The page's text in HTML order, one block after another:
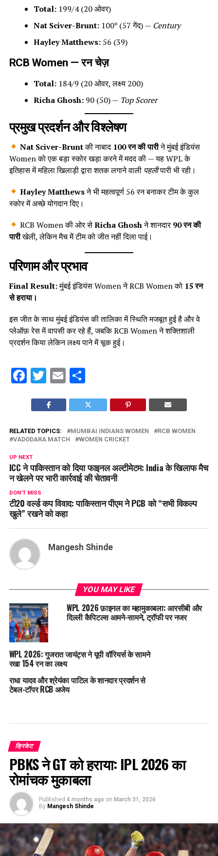
Total:199/4 (20 ओवर)
Nat Sciver-Brunt:100* (57 गेंद) — Century
Hayley Matthews:56 (39)
RCB Women — रन चेज़
Total:184/9 (20 ओवर, लक्ष्य 200)
Richa Ghosh:90 (50) — Top Scorer
प्रमुख प्रदर्शन और विश्लेषण
Nat Sciver-Bruntकी नाबाद 100 रन की पारीने मुंबई इंडियंस
Women को एक बड़ा स्कोर खड़ा करने में मदद की — यह WPL के
इतिहास में महिला खिलाड़ी द्वारा शतक लगाने वाली पहलीपारी भी रही।
Hayley Matthewsने भी महत्वपूर्ण 56 रन बनाकर टीम के कुल
स्कोर में अच्छे योगदान दिए।
RCB Women की ओर सेRicha Ghoshने शानदार90 रन की
पारीखेली, लेकिन मैच में टीम को जीत नहीं दिला पाई।
परिणाम और प्रभाव
Final Result:मुंबई इंडियंस Women ने RCB Women को 15 रन
से हराया।
इस जीत के साथ मुंबई इंडियंस की तालिका में स्थिति मजबूत हुई है और वे
प्लेऑफ़ रेस में वापसी कर रहे हैं, जबकि RCB Women ने शक्तिशाली
प्रदर्शन किया लेकिन लक्ष्य पाने में चूक हुई।
Facebook
Twitter
EmailShare
RELATED TOPICS: MUMBAI INDIANS WOMEN
RCB WOMEN
VADODARA MATCH
WOMEN CRICKET
UP NEXT
ICC ने पाकिस्तान को दिया फाइनल अल्टीमेटम: India के खिलाफ मैच
न खेलने पर भारी कार्रवाई की चेतावनी
DON'T MISS
टी20 वर्ल्ड कप विवाद: पाकिस्तान पीएम ने PCB को “सभी विकल्प
खुले” रखने को कहा
Mangesh Shinde
YOU MAY LIKE
WPL 2026 फ़ाइनल का महामुकाबला: आरसीबी और
दिल्ली कैपिटल्स आमने-सामने, ट्रॉफी पर नजर
WPL 2026: गुजरात जायंट्स ने यूपी वॉरियर्स के सामने
रखा 154 रन का लक्ष्य
राधा यादव और श्रेयंका पाटिल के शानदार प्रदर्शन से
टेबल-टॉपर RCB अजेय
क्रिकेट
PBKS ने GT को हराया: IPL 2026 का
रोमांचक मुकाबला
Published 4 months ago on March 31, 2026
By Mangesh Shinde